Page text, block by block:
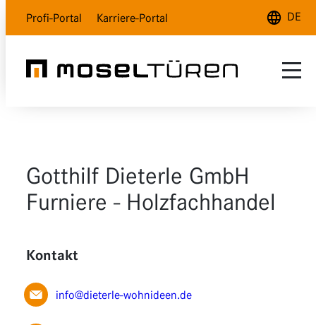
Profi-Portal Karriere-Portal DE
Polarweiß
Holzdesign
Glas
Auswahlhilfe
Kundenservice
Händlersuche
Gotthilf Dieterle GmbH
Furniere - Holzfachhandel
Kontakt
info@dieterle-wohnideen.de